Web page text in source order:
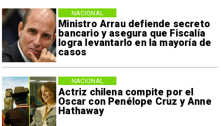
Ministro Arrau defiende secreto
bancario y asegura que Fiscalía
logra levantarlo en la mayoría de
casos
NACIONAL
Actriz chilena compite por el
Oscar con Penélope Cruz y Anne
Hathaway
NACIONAL